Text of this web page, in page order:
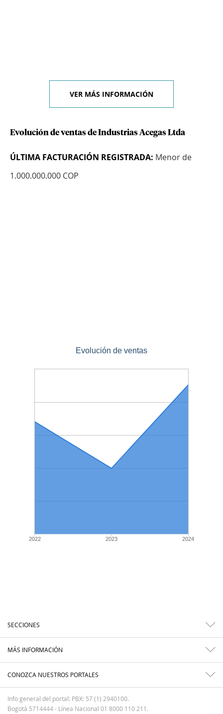
VER MÁS INFORMACIÓN
Evolución de ventas de Industrias Acegas Ltda
ÚLTIMA FACTURACIÓN REGISTRADA: Menor de
1.000.000.000 COP
Evolución de ventas
2022 2023 2024
SECCIONES
MÁS INFORMACIÓN
CONOZCA NUESTROS PORTALES
Info general del portal: PBX: 57 (1) 2940100.
Bogotá 5714444 - Línea Nacional 01 8000 110 211.